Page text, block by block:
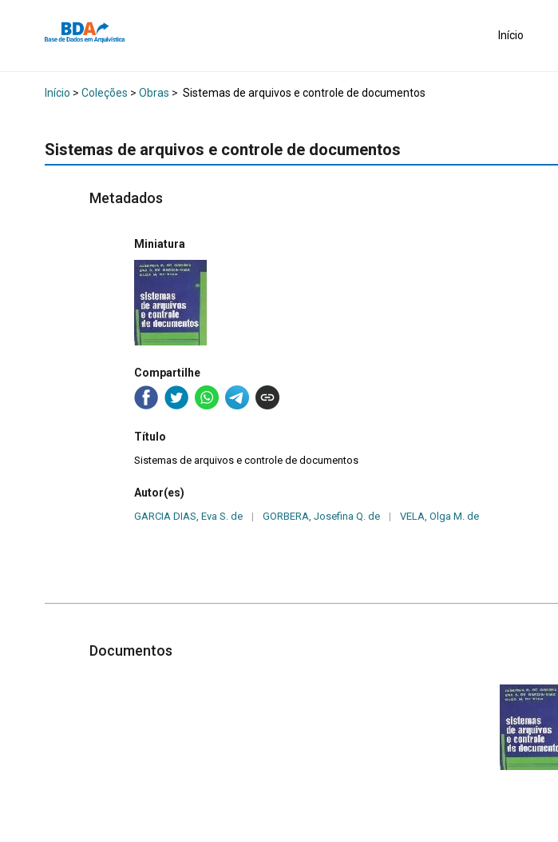
Início
Início > Coleções > Obras > Sistemas de arquivos e controle de documentos
Sistemas de arquivos e controle de documentos
Metadados
Miniatura
Compartilhe
Título
Sistemas de arquivos e controle de documentos
Autor(es)
GARCIA DIAS, Eva S. de | GORBERA, Josefina Q. de | VELA, Olga M. de
Documentos